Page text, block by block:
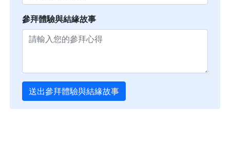
參拜體驗與結緣故事
送出參拜體驗與結緣故事